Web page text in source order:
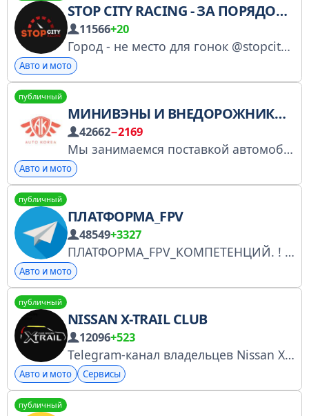
STOP CITY RACING - ЗА ПОРЯДОК НА ДОРОГЕ
11566+20
Город - не место для гонок @stopcityracing_bot - бот по приему сообщений. Контакт для связи @stopcityracing Для тех, кого интересует реклама - https://telega.in/c/stop_cityracing
Авто и мото
публичный
МИНИВЭНЫ И ВНЕДОРОЖНИКИ ИЗ КОРЕИ
42662−2169
Мы занимаемся поставкой автомобилей Hyundai Grand Starex, Hyundai Staria, Hyundai Palisade, Kia Carnival, Kia Mohav и др. на протяжении 12 лет. Наш адрес: г. Москва, ул.Константинова, 11А Наш тел.: +7 (903) 557-02-49-Дмитрий Наш сайт: auto-korea-msc.ru
Авто и мото
публичный
ПЛАТФОРМА_FPV
48549+3327
ПЛАТФОРМА_FPV_КОМПЕТЕНЦИЙ. ! Пока в процессе комплектации. С уважением, Команда FPV-выZOV. Канал @FPV_vyZOV
Авто и мото
публичный
NISSAN X-TRAIL CLUB
12096+523
Telegram-канал владельцев Nissan X-trail Мы в МАХ: https://max.ru/join/bK0TFfEgui2qY3y3qj4W4SFf4PuOExDJ1amTD3eTna4 По вопросам сотрудничества и рекламы @imax32
Авто и мото Сервисы
публичный